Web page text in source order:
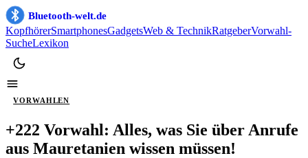
Bluetooth-welt.de
KopfhörerSmartphonesGadgetsWeb & TechnikRatgeberVorwahl-
SucheLexikon
VORWAHLEN
+222 Vorwahl: Alles, was Sie über Anrufe
aus Mauretanien wissen müssen!